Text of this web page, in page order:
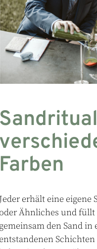
Farben
Jeder erhält eine eigene
oderÄhnliches undfüllt
gemeinsam denSandin
entstandenenSchichten